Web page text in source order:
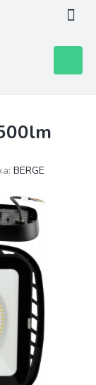
košík
BERGE